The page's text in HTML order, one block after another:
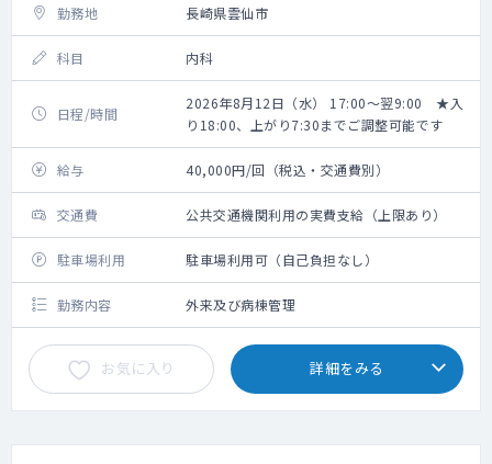
勤務地 長崎県雲仙市
科目 内科
日程/時間
2026年8月12日（水） 17:00～翌9:00 ★入
り18:00、上がり7:30までご調整可能です
給与 40,000円/回（税込・交通費別）
交通費 公共交通機関利用の実費支給（上限あり）
駐車場利用 駐車場利用可（自己負担なし）
勤務内容 外来及び病棟管理
お気に入り 詳細をみる